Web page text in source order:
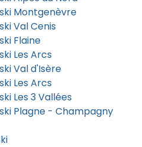
Montgenèvre
Val Cenis
Flaine
Les Arcs
Val d'Isère
Les Arcs
Les 3 Vallées
Plagne - Champagny